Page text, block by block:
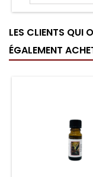
LES CLIENTS QUI
ÉGALEMENT